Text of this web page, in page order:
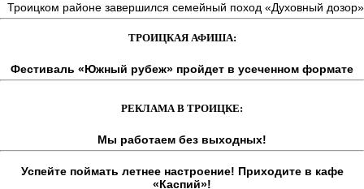
Троицком районе завершился семейный поход «Духовный дозор»
ТРОИЦКАЯ АФИША:
Фестиваль «Южный рубеж» пройдет в усеченном формате
РЕКЛАМА В ТРОИЦКЕ:
Мы работаем без выходных!
Успейте поймать летнее настроение! Приходите в кафе
«Каспий»!